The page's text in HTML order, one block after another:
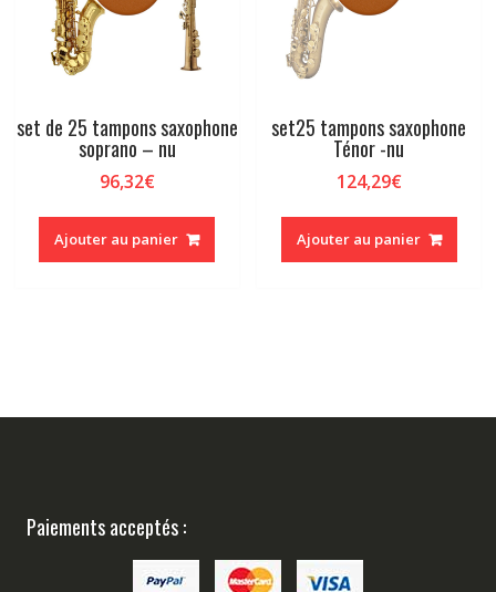
set de 25 tampons saxophone
soprano – nu
96,32€
Ajouter au panier
set25 tampons saxophone
Ténor -nu
124,29€
Ajouter au panier
Paiements acceptés :